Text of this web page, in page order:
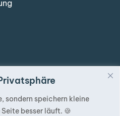
sondern speichern kleine
besser läuft. 🍪